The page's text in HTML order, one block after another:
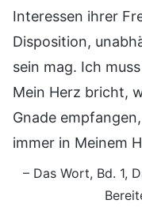
Interessen ihrer
Disposition,
sein mag. Ich
Mein Herz bricht,
Gnade
immer in Meinem
– Das Wort, Bd. 1,